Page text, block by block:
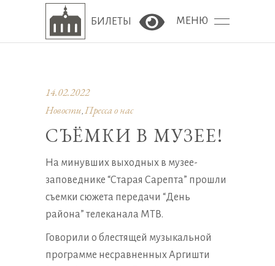
БИЛЕТЫ Версия сайта для
МЕНЮ
14.02.2022
Новости, Пресса о нас
СЪЁМКИ В МУЗЕЕ!
На минувших выходных в музее-
заповеднике “Старая Сарепта” прошли
съемки сюжета передачи “День
района” телеканала МТВ.
Говорили о блестящей музыкальной
программе несравненных Аргишти